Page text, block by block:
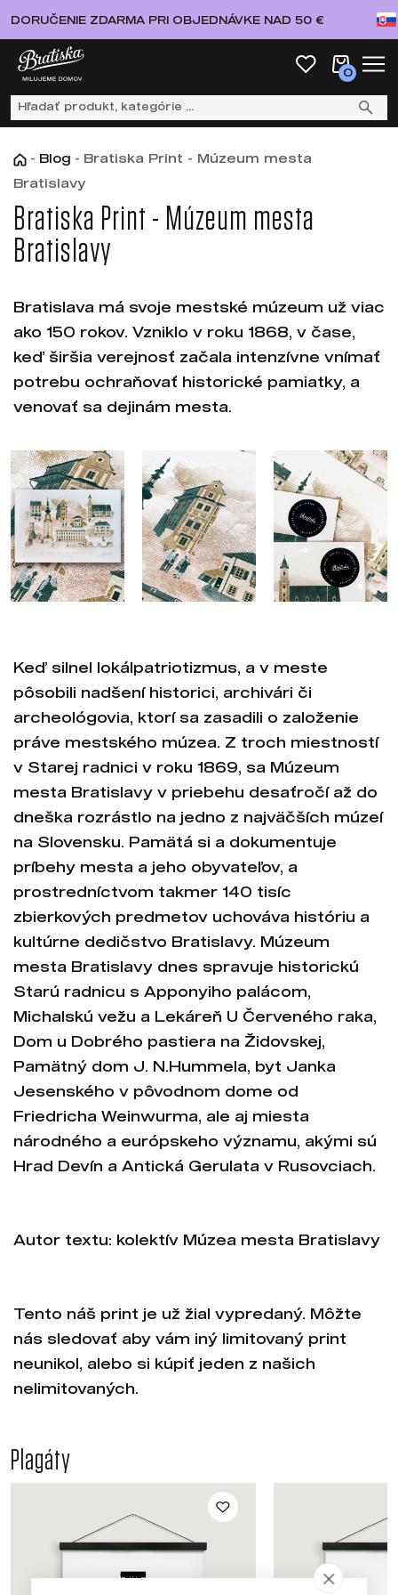
DORUČENIE ZDARMA PRI OBJEDNÁVKE NAD 50 €
0
- Blog - Bratiska Print - Múzeum mesta
Bratislavy
Bratiska Print - Múzeum mesta
Bratislavy
Bratislava má svoje mestské múzeum už viac
ako 150 rokov. Vzniklo v roku 1868, v čase,
keď širšia verejnosť začala intenzívne vnímať
potrebu ochraňovať historické pamiatky, a
venovať sa dejinám mesta.
Keď silnel lokálpatriotizmus, a v meste
pôsobili nadšení historici, archivári či
archeológovia, ktorí sa zasadili o založenie
práve mestského múzea. Z troch miestností
v Starej radnici v roku 1869, sa Múzeum
mesta Bratislavy v priebehu desaťročí až do
dneška rozrástlo na jedno z najväčších múzeí
na Slovensku. Pamätá si a dokumentuje
príbehy mesta a jeho obyvateľov, a
prostredníctvom takmer 140 tisíc
zbierkových predmetov uchováva históriu a
kultúrne dedičstvo Bratislavy. Múzeum
mesta Bratislavy dnes spravuje historickú
Starú radnicu s Apponyiho palácom,
Michalskú vežu a Lekáreň U Červeného raka,
Dom u Dobrého pastiera na Židovskej,
Pamätný dom J. N.Hummela, byt Janka
Jesenského v pôvodnom dome od
Friedricha Weinwurma, ale aj miesta
národného a európskeho významu, akými sú
Hrad Devín a Antická Gerulata v Rusovciach.
Autor textu: kolektív Múzea mesta Bratislavy
Tento náš print je už žial vypredaný. Môžte
nás sledovať aby vám iný limitovaný print
neunikol, alebo si kúpiť jeden z našich
nelimitovaných.
Plagáty